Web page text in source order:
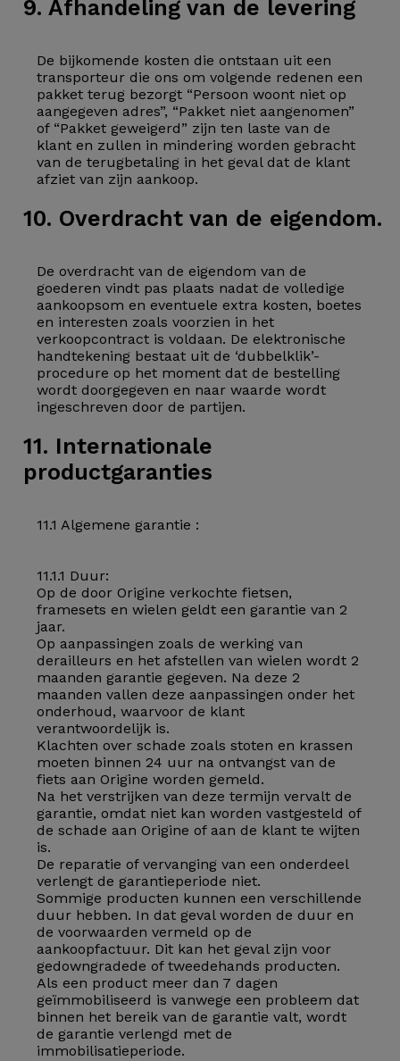
9. Afhandeling van de levering
De bijkomende kosten die ontstaan uit een
transporteur die ons om volgende redenen een
pakket terug bezorgt “Persoon woont niet op
aangegeven adres”, “Pakket niet aangenomen”
of “Pakket geweigerd” zijn ten laste van de
klant en zullen in mindering worden gebracht
van de terugbetaling in het geval dat de klant
afziet van zijn aankoop.
10. Overdracht van de eigendom.
De overdracht van de eigendom van de
goederen vindt pas plaats nadat de volledige
aankoopsom en eventuele extra kosten, boetes
en interesten zoals voorzien in het
verkoopcontract is voldaan. De elektronische
handtekening bestaat uit de ‘dubbelklik’-
procedure op het moment dat de bestelling
wordt doorgegeven en naar waarde wordt
ingeschreven door de partijen.
11. Internationale
productgaranties
11.1 Algemene garantie :
11.1.1 Duur:
Op de door Origine verkochte fietsen,
framesets en wielen geldt een garantie van 2
jaar.
Op aanpassingen zoals de werking van
derailleurs en het afstellen van wielen wordt 2
maanden garantie gegeven. Na deze 2
maanden vallen deze aanpassingen onder het
onderhoud, waarvoor de klant
verantwoordelijk is.
Klachten over schade zoals stoten en krassen
moeten binnen 24 uur na ontvangst van de
fiets aan Origine worden gemeld.
Na het verstrijken van deze termijn vervalt de
garantie, omdat niet kan worden vastgesteld of
de schade aan Origine of aan de klant te wijten
is.
De reparatie of vervanging van een onderdeel
verlengt de garantieperiode niet.
Sommige producten kunnen een verschillende
duur hebben. In dat geval worden de duur en
de voorwaarden vermeld op de
aankoopfactuur. Dit kan het geval zijn voor
gedowngradede of tweedehands producten.
Als een product meer dan 7 dagen
geïmmobiliseerd is vanwege een probleem dat
binnen het bereik van de garantie valt, wordt
de garantie verlengd met de
immobilisatieperiode.